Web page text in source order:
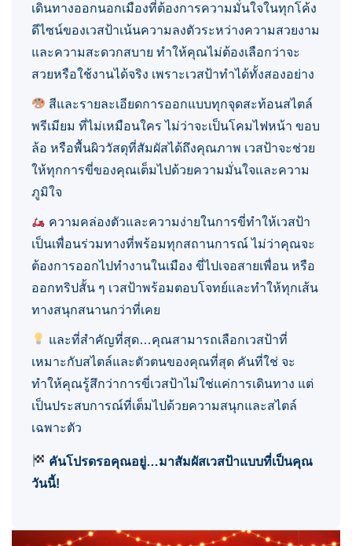
เดินทางออกนอกเมืองที่ต้องการความมั่นใจในทุกโค้ง
ดีไซน์ของเวสป้าเน้นความลงตัวระหว่างความสวยงาม
และความสะดวกสบาย ทำให้คุณไม่ต้องเลือกว่าจะ
สวยหรือใช้งานได้จริง เพราะเวสป้าทำได้ทั้งสองอย่าง
สีและรายละเอียดการออกแบบทุกจุดสะท้อนสไตล์
พรีเมียม ที่ไม่เหมือนใคร ไม่ว่าจะเป็นโคมไฟหน้า ขอบ
ล้อ หรือพื้นผิววัสดุที่สัมผัสได้ถึงคุณภาพ เวสป้าจะช่วย
ให้ทุกการขี่ของคุณเต็มไปด้วยความมั่นใจและความ
ภูมิใจ
ความคล่องตัวและความง่ายในการขี่ทำให้เวสป้า
เป็นเพื่อนร่วมทางที่พร้อมทุกสถานการณ์ ไม่ว่าคุณจะ
ต้องการออกไปทำงานในเมือง ขี่ไปเจอสายเพื่อน หรือ
ออกทริปสั้น ๆ เวสป้าพร้อมตอบโจทย์และทำให้ทุกเส้น
ทางสนุกสนานกว่าที่เคย
และที่สำคัญที่สุด…คุณสามารถเลือกเวสป้าที่
เหมาะกับสไตล์และตัวตนของคุณที่สุด คันที่ใช่ จะ
ทำให้คุณรู้สึกว่าการขี่เวสป้าไม่ใช่แค่การเดินทาง แต่
เป็นประสบการณ์ที่เต็มไปด้วยความสนุกและสไตล์
เฉพาะตัว
คันโปรดรอคุณอยู่…มาสัมผัสเวสป้าแบบที่เป็นคุณ
วันนี้!